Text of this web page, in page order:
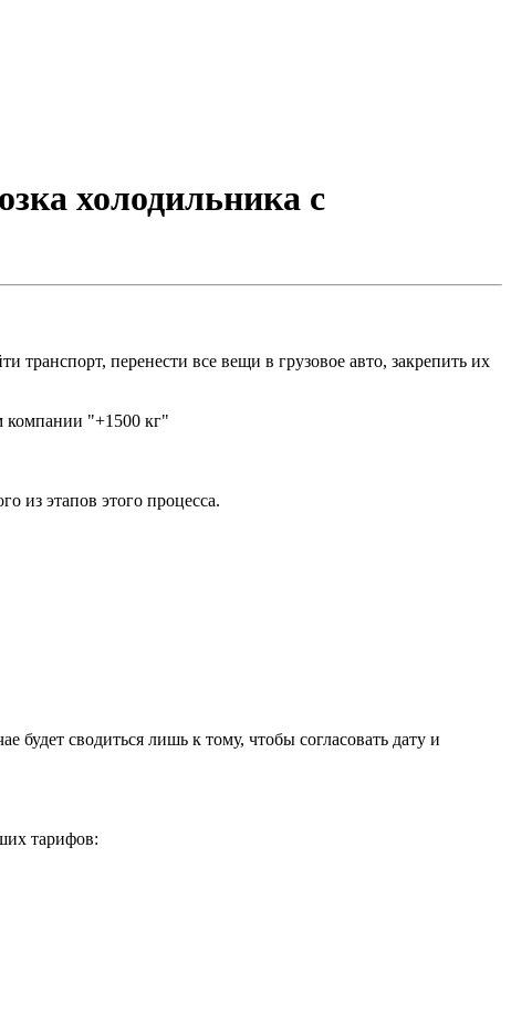
холодильника с
транспорт, перенести все вещи в грузовое авто, закрепить их
компании "+1500 кг"
из этапов этого процесса.
сводиться лишь к тому, чтобы согласовать дату и
тарифов: